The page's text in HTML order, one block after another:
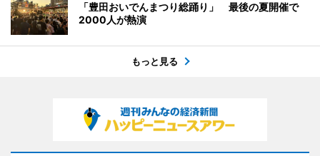
「豊田おいでんまつり総踊り」 最後の夏開催で
2000人が熱演
もっと見る